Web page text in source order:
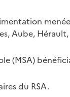
Aube, Hérault,
(MSA)
du RSA.